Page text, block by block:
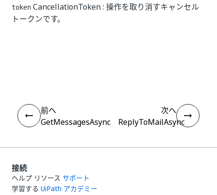
token CancellationToken : 操作を取り消すキャンセル
トークンです。
前へ
GetMessagesAsync
次へ
ReplyToMailAsync
接続
ヘルプ リソース サポート
学習する UiPath アカデミー